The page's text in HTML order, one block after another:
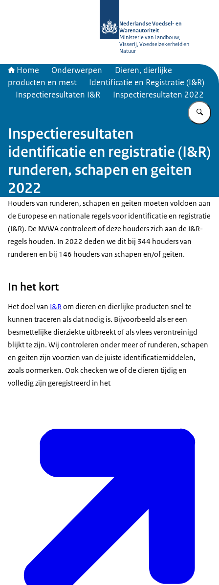
Nederlandse Voedsel- en
Warenautoriteit
Ministerie van Landbouw,
Visserij, Voedselzekerheid en
Natuur
Home Onderwerpen
Dieren, dierlijke
producten en mest
Identificatie en Registratie (I&R)
Inspectieresultaten I&R
Inspectieresultaten 2022
Inspectieresultaten
identificatie en registratie (I&R)
runderen, schapen en geiten
2022
Houders van runderen, schapen en geiten moeten voldoen aan
de Europese en nationale regels voor identificatie en registratie
(I&R). De NVWA controleert of deze houders zich aan de I&R-
regels houden. In 2022 deden we dit bij 344 houders van
runderen en bij 146 houders van schapen en/of geiten.
In het kort
Het doel van I&Rom dieren en dierlijke producten snel te
kunnen traceren als dat nodig is. Bijvoorbeeld als er een
besmettelijke dierziekte uitbreekt of als vlees verontreinigd
blijkt te zijn. Wij controleren onder meer of runderen, schapen
en geiten zijn voorzien van de juiste identificatiemiddelen,
zoals oormerken. Ook checken we of de dieren tijdig en
volledig zijn geregistreerd in het